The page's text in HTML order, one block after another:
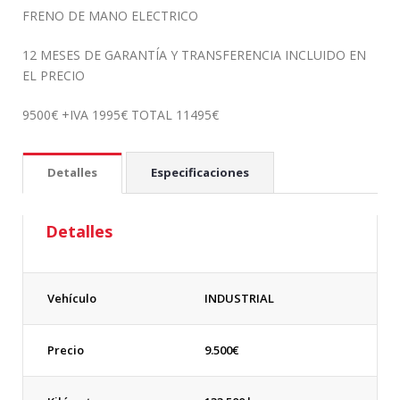
FRENO DE MANO ELECTRICO
12 MESES DE GARANTÍA Y TRANSFERENCIA INCLUIDO EN
EL PRECIO
9500€ +IVA 1995€ TOTAL 11495€
Detalles Especificaciones
Detalles
Vehículo INDUSTRIAL
Precio 9.500€